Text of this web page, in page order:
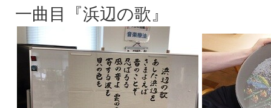
一曲目『浜辺の歌』